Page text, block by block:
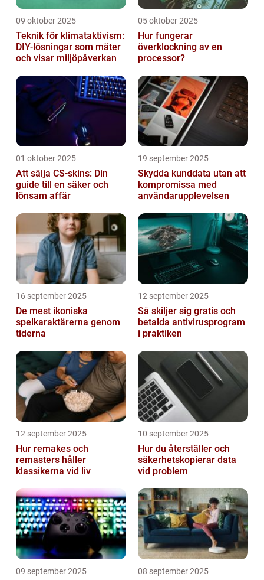
09 oktober 2025
Teknik för klimataktivism:
DIY-lösningar som mäter
och visar miljöpåverkan
05 oktober 2025
Hur fungerar
överklockning av en
processor?
01 oktober 2025
Att sälja CS-skins: Din
guide till en säker och
lönsam affär
19 september 2025
Skydda kunddata utan att
kompromissa med
användarupplevelsen
16 september 2025
De mest ikoniska
spelkaraktärerna genom
tiderna
12 september 2025
Så skiljer sig gratis och
betalda antivirusprogram
i praktiken
12 september 2025
Hur remakes och
remasters håller
klassikerna vid liv
10 september 2025
Hur du återställer och
säkerhetskopierar data
vid problem
09 september 2025 08 september 2025